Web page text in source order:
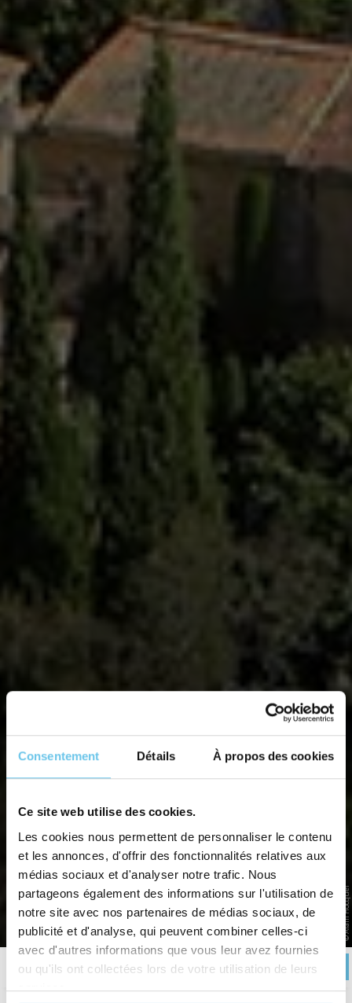
Consentement Détails À propos des cookies
Ce site web utilise des cookies.
Les cookies nous permettent de personnaliser le contenu
et les annonces, d'offrir des fonctionnalités relatives aux
médias sociaux et d'analyser notre trafic. Nous
partageons également des informations sur l'utilisation de
notre site avec nos partenaires de médias sociaux, de
publicité et d'analyse, qui peuvent combiner celles-ci
avec d'autres informations que vous leur avez fournies
ou qu'ils ont collectées lors de votre utilisation de leurs
services.
LA PROVENCE ET SES PLUS BEAUX
VILLAGES
L'art de vivre et le charme provençal © Alain Hocquel
Accueil>Voyages à vélo en France et en Europe>France > Provence>La Provence et ses plus
beaux villages
Description Itinéraire Avis Infos pratiques RÉSERVER